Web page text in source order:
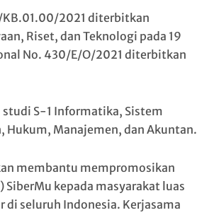
KB.01.00/2021 diterbitkan
Riset, dan Teknologi pada 19
No. 430/E/O/2021 diterbitkan
S-1 Informatika, Sistem
Manajemen, dan Akuntan.
membantu mempromosikan
SiberMu kepada masyarakat luas
di seluruh Indonesia. Kerjasama